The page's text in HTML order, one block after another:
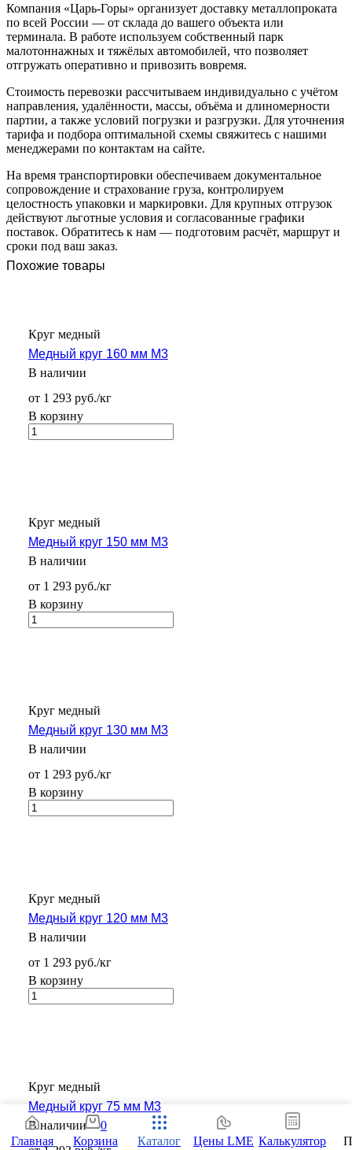
Компания «Царь-Горы» организует доставку металлопроката
по всей России — от склада до вашего объекта или
терминала. В работе используем собственный парк
малотоннажных и тяжёлых автомобилей, что позволяет
отгружать оперативно и привозить вовремя.
Стоимость перевозки рассчитываем индивидуально с учётом
направления, удалённости, массы, объёма и длиномерности
партии, а также условий погрузки и разгрузки. Для уточнения
тарифа и подбора оптимальной схемы свяжитесь с нашими
менеджерами по контактам на сайте.
На время транспортировки обеспечиваем документальное
сопровождение и страхование груза, контролируем
целостность упаковки и маркировки. Для крупных отгрузок
действуют льготные условия и согласованные графики
поставок. Обратитесь к нам — подготовим расчёт, маршрут и
сроки под ваш заказ.
Похожие товары
Круг медный
Медный круг 160 мм М3
В наличии
от 1 293 руб./кг
В корзину
Круг медный
Медный круг 150 мм М3
В наличии
от 1 293 руб./кг
В корзину
Круг медный
Медный круг 130 мм М3
В наличии
от 1 293 руб./кг
В корзину
Круг медный
Медный круг 120 мм М3
В наличии
от 1 293 руб./кг
В корзину
Круг медный
Медный круг 75 мм М3
В наличии
Главная
0
Корзина
Каталог Цены LME Калькулятор